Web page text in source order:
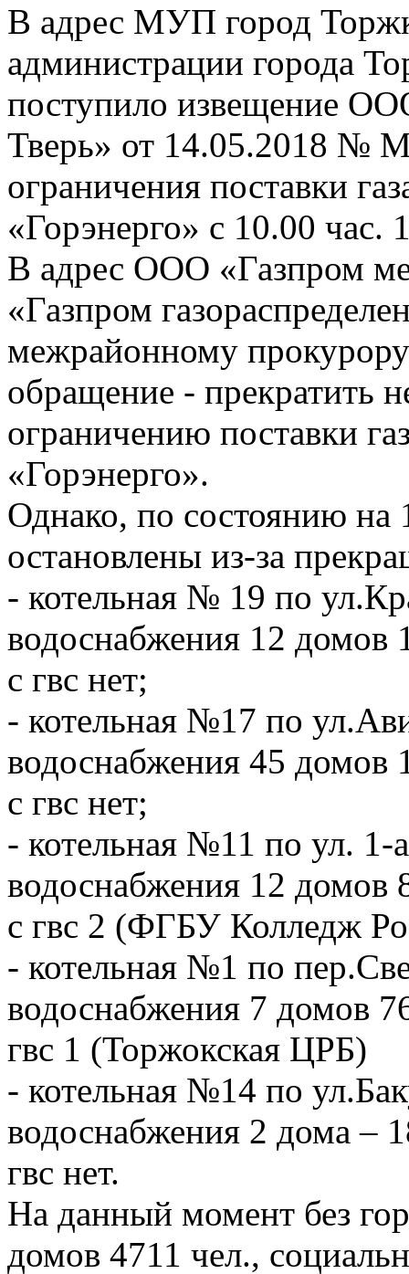
В адрес МУП город
администрации города
поступило извещение
Тверь» от 14.05.2018 №
ограничения поставки
«Горэнерго» с 10.00 час.
В адрес ООО «Газпром
«Газпром
межрайонному
обращение - прекратить
ограничению поставки
«Горэнерго».
Однако, по состоянию на
остановлены из-за
- котельная № 19 по
водоснабжения 12 домов
с гвс нет;
- котельная №17 по
водоснабжения 45 домов
с гвс нет;
- котельная №11 по ул. 1-
водоснабжения 12 домов
с гвс 2 (ФГБУ Колледж
- котельная №1 по
водоснабжения 7 домов
гвс 1 (Торжокская ЦРБ)
- котельная №14 по
водоснабжения 2 дома –
гвс нет.
На данный момент без
домов 4711 чел.,